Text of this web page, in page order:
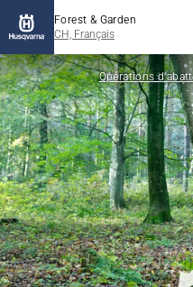
Forest & Garden
CH, Français
Opérations